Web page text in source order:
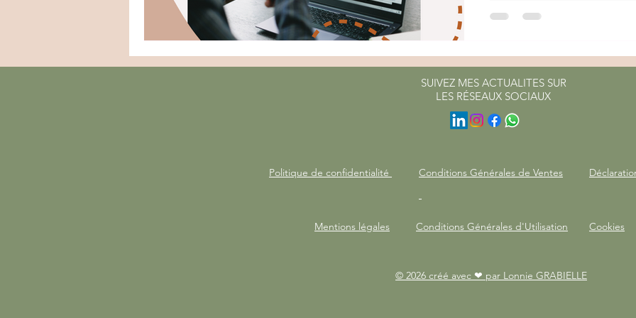
SUIVEZ MES ACTUALITES SUR
LES RÉSEAUX SOCIAUX
Politique de confidentialité
Mentions légales
Conditions Générales de Ventes
Conditions Générales d'Utilisation Cookies
© 2026 créé avec ❤ par Lonnie GRABIELLE